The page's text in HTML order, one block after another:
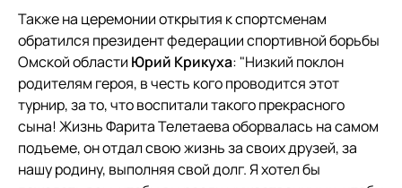
Также на церемонии открытия к спортсменам
обратился президент федерации спортивной борьбы
Омской области Юрий Крикуха: "Низкий поклон
родителям героя, в честь кого проводится этот
турнир, за то, что воспитали такого прекрасного
сына! Жизнь Фарита Телетаева оборвалась на самом
подъеме, он отдал свою жизнь за своих друзей, за
нашу родину, выполняя свой долг. Я хотел бы